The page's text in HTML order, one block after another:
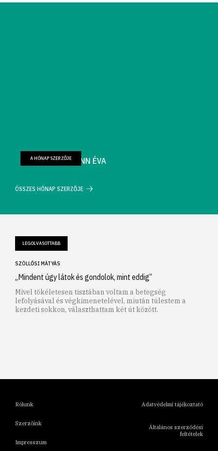
FARKAS WELLMANN ÉVA
A HÓNAP SZERZŐJE
ÖSSZES HÓNAP SZERZŐJE
LEGOLVASOTTABB
SZÖLLŐSI MÁTYÁS
„Mindent úgy látok és gondolok, mint eddig”
Mivel tökéletesen tisztában voltam a betegség
lefolyásával és végkimenetelével, miután túlestem a
kezdeti sokkon, választhattam két út között.
Rólunk
Szerzőink
Impresszum
Adatvédelmi tájékoztató
Általános szerződési
feltételek